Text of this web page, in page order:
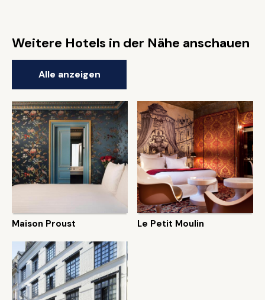
Weitere Hotels in der Nähe anschauen
Alle anzeigen
Maison Proust Le Petit Moulin